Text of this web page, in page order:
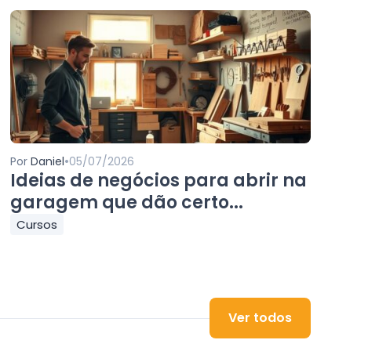
Por Daniel•05/07/2026
Ideias de negócios para abrir na
garagem que dão certo...
Cursos
Ver todos